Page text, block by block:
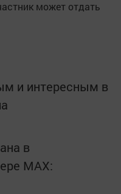
может отдать
и интересным в
в
MАХ: